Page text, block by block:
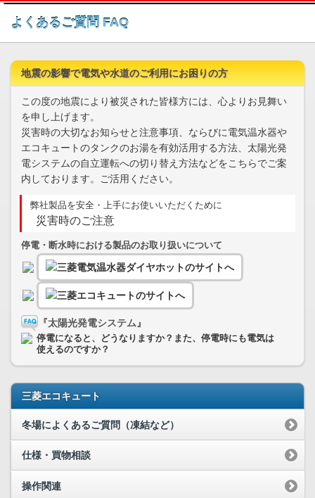
このページの本文へ
よくあるご質問 FAQ
地震の影響で電気や水道のご利用にお困りの方
この度の地震により被災された皆様方には、心よりお見舞い
を申し上げます。
災害時の大切なお知らせと注意事項、ならびに電気温水器や
エコキュートのタンクのお湯を有効活用する方法、太陽光発
電システムの自立運転への切り替え方法などをこちらでご案
内しております。ご活用ください。
弊社製品を安全・上手にお使いいただくために
災害時のご注意
停電・断水時における製品のお取り扱いについて
『太陽光発電システム』
停電になると、どうなりますか？また、停電時にも電気は
使えるのですか？
三菱エコキュート
冬場によくあるご質問（凍結など）
仕様・買物相談
操作関連